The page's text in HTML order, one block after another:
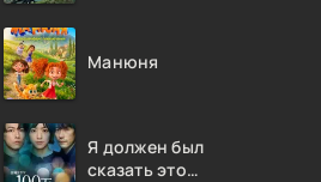
Манюня
Я должен был
сказать это